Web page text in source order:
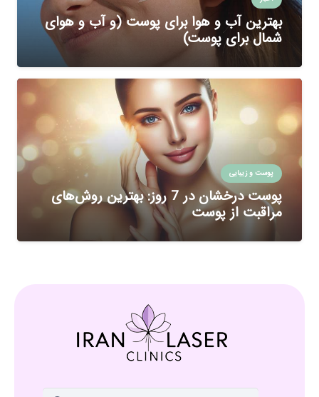
بهترین آب و هوا برای پوست (و آب و هوای
شمال برای پوست)
پوست و زیبایی
پوست درخشان در 7 روز: بهترین روش‌های
مراقبت از پوست